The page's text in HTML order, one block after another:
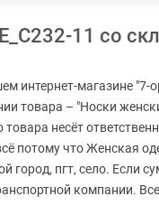
11 со
интернет-магазине
товара – "Носки
несёт
потому что Женская
город, пгт, село. Если
компании.